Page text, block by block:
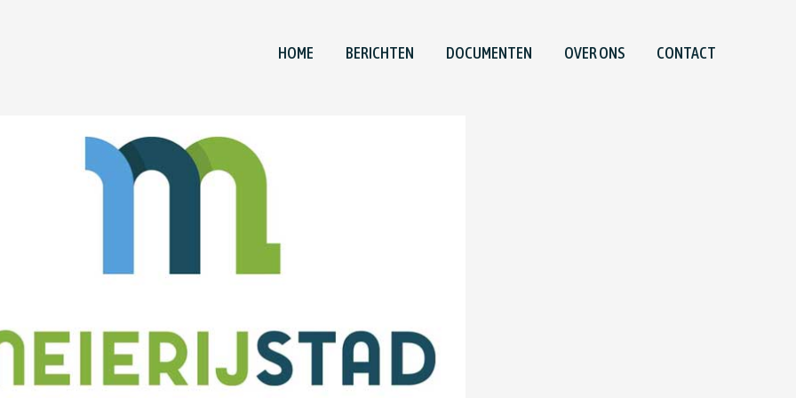
HOME BERICHTEN DOCUMENTEN OVER ONS CONTACT